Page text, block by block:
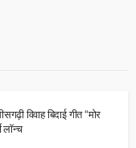
विवाह बिदाई गीत “मोर
लॉन्च